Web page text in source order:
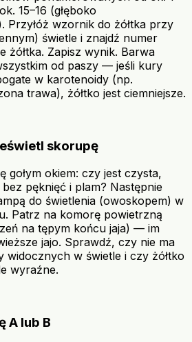
15–16 (głęboko
Przyłóż wzornik do żółtka przy
świetle i znajdź numer
żółtka. Zapisz wynik. Barwa
od paszy — jeśli kury
w karotenoidy (np.
trawa), żółtko jest ciemniejsze.
skorupę
gołym okiem: czy jest czysta,
pęknięć i plam? Następnie
do świetlenia (owoskopem) w
Patrz na komorę powietrzną
na tępym końcu jaja) — im
jajo. Sprawdź, czy nie ma
widocznych w świetle i czy żółtko
wyraźne.
A lub B